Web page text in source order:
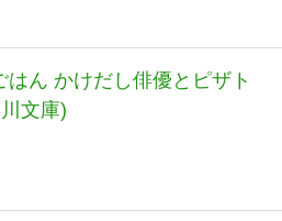
はん かけだし俳優とピザト
文庫)